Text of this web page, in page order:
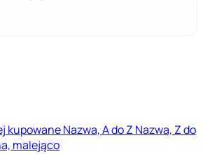
kupowaneNazwa, A do Z Nazwa, Z do
malejąco